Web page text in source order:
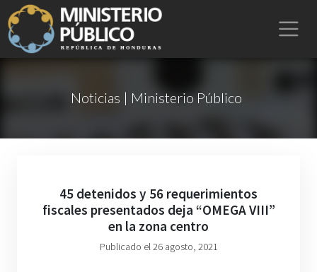
Noticias | Ministerio Público
45 detenidos y 56 requerimientos
fiscales presentados deja “OMEGA VIII”
en la zona centro
Publicado el 26 agosto, 2021